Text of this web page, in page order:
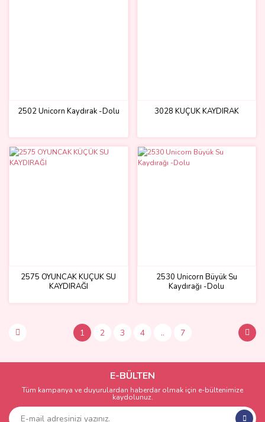
2502 Unicorn Kaydırak -Dolu 3028 KÜÇÜK KAYDIRAK
2575 OYUNCAK KÜÇÜK SU
KAYDIRAĞI
2530 Unicorn Büyük Su
Kaydırağı -Dolu
1 2 3 4 .. 7
E-BÜLTEN
Tüm kampanya ve duyurulardan haberdar olmak için e-bültenimize
kaydolunuz.